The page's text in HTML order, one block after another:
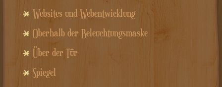
Websites und Webentwicklung
Oberhalb der Beleuchtungsmaske
Über der Tür
Spiegel